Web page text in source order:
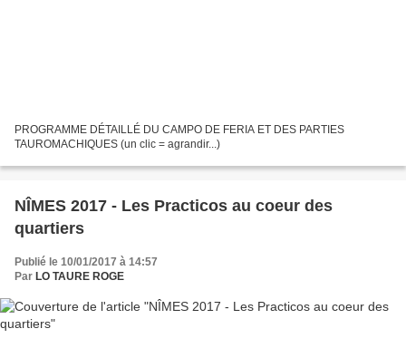
PROGRAMME DÉTAILLÉ DU CAMPO DE FERIA ET DES PARTIES
TAUROMACHIQUES (un clic = agrandir...)
NÎMES 2017 - Les Practicos au coeur des
quartiers
Publié le 10/01/2017 à 14:57
Par LO TAURE ROGE